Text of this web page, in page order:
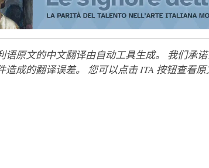
语原文的中文翻译由自动工具生成。 我们承
成的翻译误差。 您可以点击 ITA 按钮查看原